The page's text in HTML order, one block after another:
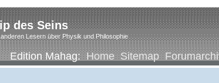
des Seins
Lesern über Physik und Philosophie
Edition Mahag:Home Sitemap